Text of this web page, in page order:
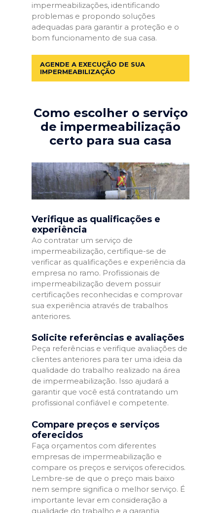
impermeabilizações, identificando
problemas e propondo soluções
adequadas para garantir a proteção e o
bom funcionamento de sua casa.
AGENDE A EXECUÇÃO DE SUA
IMPERMEABILIZAÇÃO
Como escolher o serviço
de impermeabilização
certo para sua casa
Verifique as qualificações e
experiência
Ao contratar um serviço de
impermeabilização, certifique-se de
verificar as qualificações e experiência da
empresa no ramo. Profissionais de
impermeabilização devem possuir
certificações reconhecidas e comprovar
sua experiência através de trabalhos
anteriores.
Solicite referências e avaliações
Peça referências e verifique avaliações de
clientes anteriores para ter uma ideia da
qualidade do trabalho realizado na área
de impermeabilização. Isso ajudará a
garantir que você está contratando um
profissional confiável e competente.
Compare preços e serviços
oferecidos
Faça orçamentos com diferentes
empresas de impermeabilização e
compare os preços e serviços oferecidos.
Lembre-se de que o preço mais baixo
nem sempre significa o melhor serviço. É
importante levar em consideração a
qualidade do trabalho e a garantia